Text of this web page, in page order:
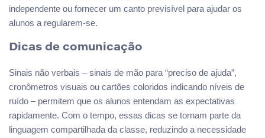
independente ou fornecer um canto previsível para ajudar os
alunos a regularem-se.
Dicas de comunicação
Sinais não verbais – sinais de mão para “preciso de ajuda”,
cronômetros visuais ou cartões coloridos indicando níveis de
ruído – permitem que os alunos entendam as expectativas
rapidamente. Com o tempo, essas dicas se tornam parte da
linguagem compartilhada da classe, reduzindo a necessidade